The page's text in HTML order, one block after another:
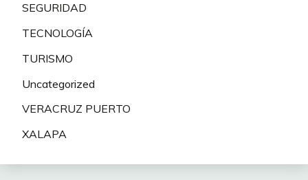
SEGURIDAD
TECNOLOGÍA
TURISMO
Uncategorized
VERACRUZ PUERTO
XALAPA